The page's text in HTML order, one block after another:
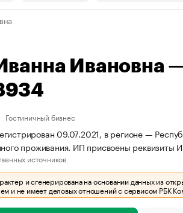
Ивановна
Гостиничный бизнес
09.07.2021, в регионе —
проживания. ИП присвоены
источников.
и сгенерирована на основании данных из
и не имеет деловых отношений с сервисом РБК